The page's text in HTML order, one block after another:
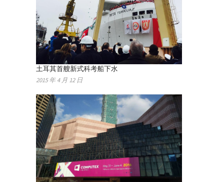
土耳其首艘新式科考船下水
2015 年 4 月 12 日